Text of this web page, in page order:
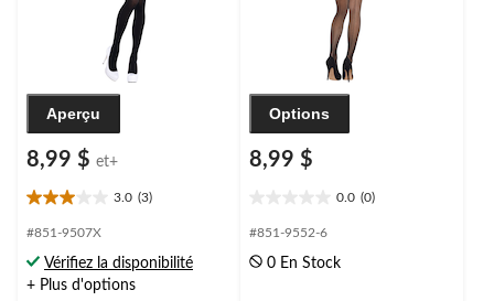
Aperçu
8,99 $ et+
3.0 (3)
3.0
étoile(s)
5.
3
#851-9507X
Vérifiez la disponibilité
+ Plus d'options
Options
8,99 $
0.0 (0)
étoile(s)
5.
#851-9552-6
0 En Stock